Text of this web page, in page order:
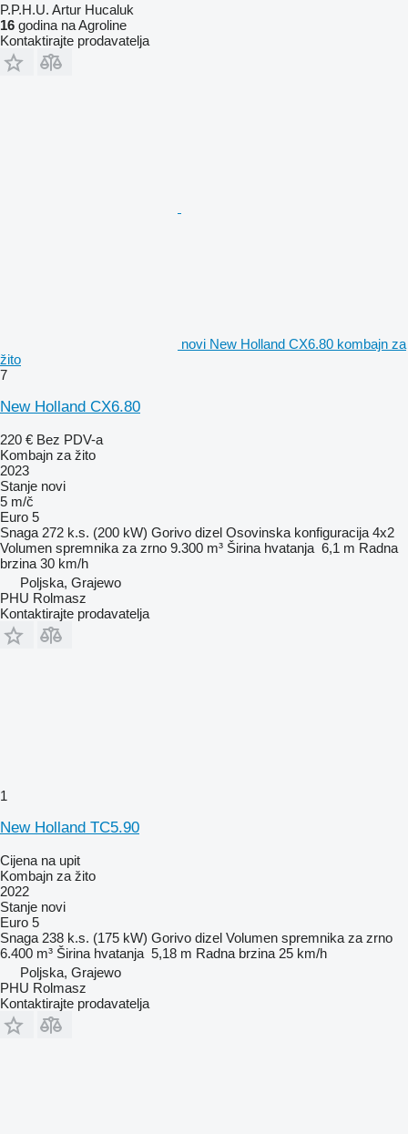
P.P.H.U. Artur Hucaluk
16 godina na Agroline
Kontaktirajte prodavatelja
novi New Holland CX6.80 kombajn za
žito
7
New Holland CX6.80
220 € Bez PDV-a
Kombajn za žito
2023
Stanje novi
5 m/č
Euro 5
Snaga 272 k.s. (200 kW) Gorivo dizel Osovinska konfiguracija 4x2
Volumen spremnika za zrno 9.300 m³ Širina hvatanja 6,1 m Radna
brzina 30 km/h
Poljska, Grajewo
PHU Rolmasz
Kontaktirajte prodavatelja
1
New Holland TC5.90
Cijena na upit
Kombajn za žito
2022
Stanje novi
Euro 5
Snaga 238 k.s. (175 kW) Gorivo dizel Volumen spremnika za zrno
6.400 m³ Širina hvatanja 5,18 m Radna brzina 25 km/h
Poljska, Grajewo
PHU Rolmasz
Kontaktirajte prodavatelja